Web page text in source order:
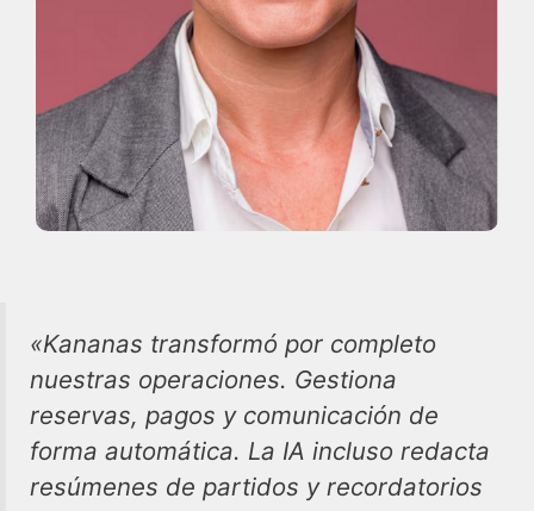
«Kananas transformó por completo
nuestras operaciones. Gestiona
reservas, pagos y comunicación de
forma automática. La IA incluso redacta
resúmenes de partidos y recordatorios